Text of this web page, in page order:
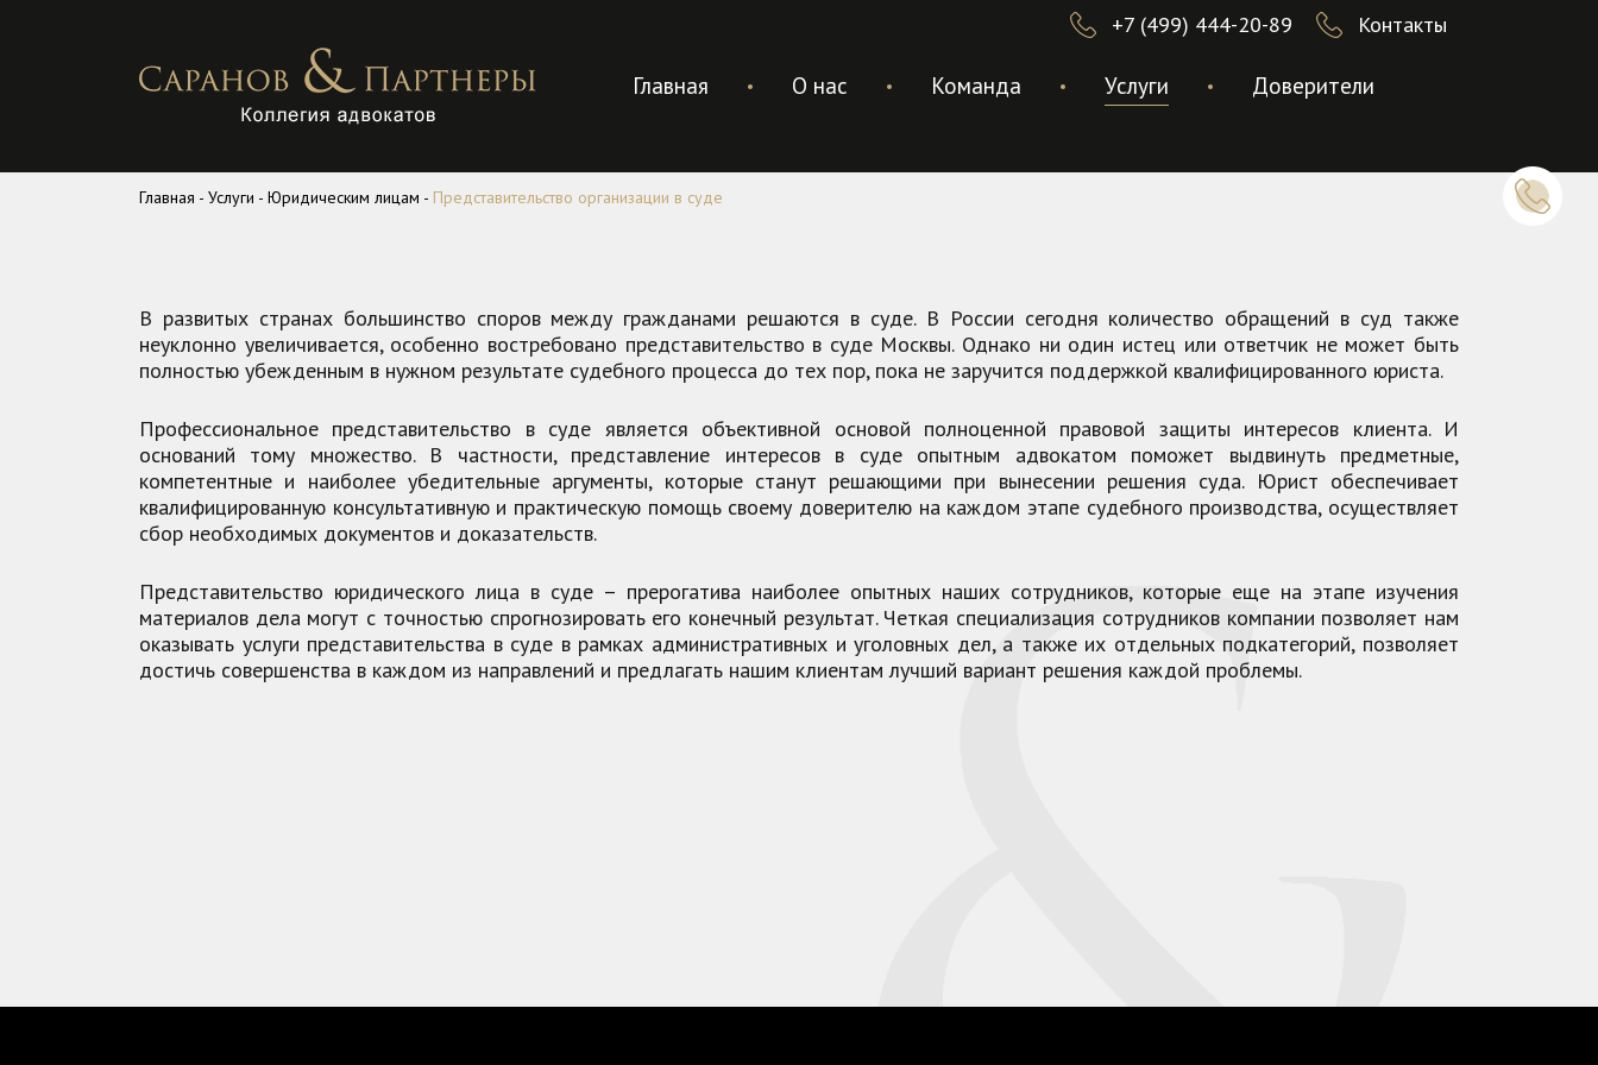
+7 (499) 444-20-89 Контакты
Главная О нас Команда Услуги Доверители
Главная - Услуги - Юридическим лицам - Представительство организации в суде
В развитых странах большинство споров между гражданами решаются в суде. В России сегодня количество обращений в суд также
неуклонно увеличивается, особенно востребовано представительство в суде Москвы. Однако ни один истец или ответчик не может быть
полностью убежденным в нужном результате судебного процесса до тех пор, пока не заручится поддержкой квалифицированного юриста.
Профессиональное представительство в суде является объективной основой полноценной правовой защиты интересов клиента. И
оснований тому множество. В частности, представление интересов в суде опытным адвокатом поможет выдвинуть предметные,
компетентные и наиболее убедительные аргументы, которые станут решающими при вынесении решения суда. Юрист обеспечивает
квалифицированную консультативную и практическую помощь своему доверителю на каждом этапе судебного производства, осуществляет
сбор необходимых документов и доказательств.
Представительство юридического лица в суде – прерогатива наиболее опытных наших сотрудников, которые еще на этапе изучения
материалов дела могут с точностью спрогнозировать его конечный результат. Четкая специализация сотрудников компании позволяет нам
оказывать услуги представительства в суде в рамках административных и уголовных дел, а также их отдельных подкатегорий, позволяет
достичь совершенства в каждом из направлений и предлагать нашим клиентам лучший вариант решения каждой проблемы.